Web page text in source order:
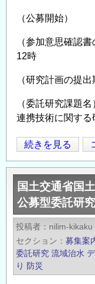
研
に
係
る
続
き
開
始
の
公
示
の
（公募開始
（参加意思確認
12時
（研究計画の提
（委託研究課題
連携技術に関する
国
土
交
通
省
国
土
技
術
政
続きを見る
国土交通省国
公募型委託研
投稿者 nilim-kikaku
セクション
募集案
委託研究 流域治水
り 防災